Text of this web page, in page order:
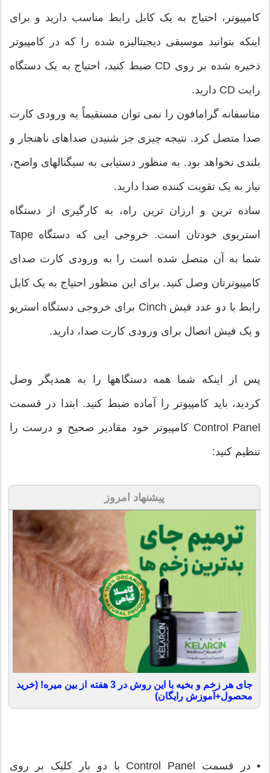
کامپیوتر، احتیاج به یک کابل رابط مناسب دارید و برای
اینکه بتوانید موسیقی دیجیتالیزه شده را که در کامپیوتر
ذخیره شده بر روی CD ضبط کنید، احتیاج به یک دستگاه
رایت CD دارید.
متاسفانه گرامافون را نمی توان مستقیماً به ورودی کارت
صدا متصل کرد. نتیجه چیزی جز شنیدن صداهای ناهنجار و
بلندی نخواهد بود. به منظور دستیابی به سیگنالهای واضح،
نیاز به یک تقویت کننده صدا دارید.
ساده ترین و ارزان ترین راه، به کارگیری از دستگاه
استریوی خودتان است. خروجی ایی که دستگاه Tape
شما به آن متصل شده است را به ورودی کارت صدای
کامپیوترتان وصل کنید. برای این منظور احتیاج به یک کابل
رابط با دو عدد فیش Cinch برای خروجی دستگاه استریو
و یک فیش اتصال برای ورودی کارت صدا، دارید.
پس از اینکه شما همه دستگاهها را به همدیگر وصل
کردید، باید کامپیوتر را آماده ضبط کنید. ابتدا در قسمت
Control Panel کامپیوتر خود مقادیر صحیح و درست را
تنظیم کنید:
پیشنهاد امروز
جای هر زخم و بخیه با این روش در 3 هفته از بین میره! (خرید
محصول+آموزش رایگان)
• در قسمت Control Panel با دو بار کلیک بر روی